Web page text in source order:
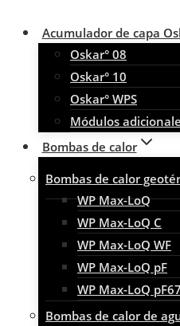
Acumulador de capa
Oskar° 08
Oskar° 10
Oskar° WPS
Módulos
Bombas de calor
Bombas de calor
WP Max-LoQ
WP Max-LoQ C
WP Max-LoQ WF
WP Max-LoQ pF
WP Max-LoQ pF67
Bombas de calor de